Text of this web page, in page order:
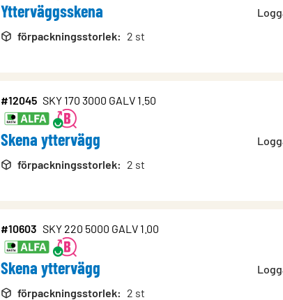
Ytterväggsskena
förpackningsstorlek: 2 st
#12045 SKY 170 3000 GALV 1.50
Skena yttervägg
förpackningsstorlek: 2 st
#10603 SKY 220 5000 GALV 1.00
Skena yttervägg
förpackningsstorlek: 2 st